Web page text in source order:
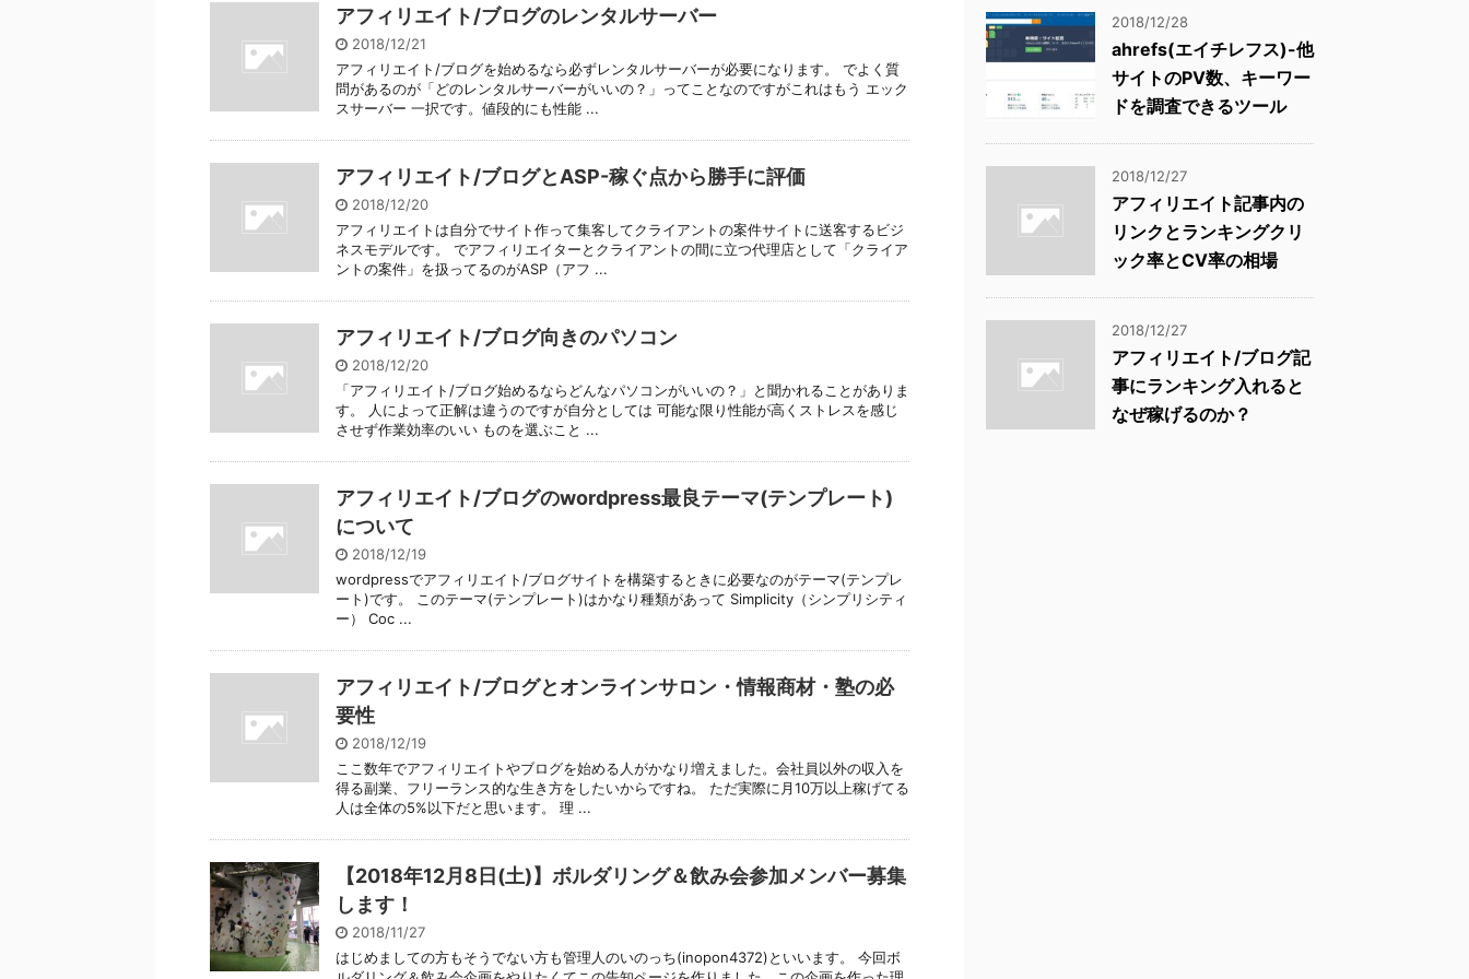
アフィリエイト/ブログのレンタルサーバー
2018/12/21
アフィリエイト/ブログを始めるなら必ずレンタルサーバーが必要になります。 でよく質
問があるのが「どのレンタルサーバーがいいの？」ってことなのですがこれはもう エック
スサーバー 一択です。値段的にも性能 ...
アフィリエイト/ブログとASP-稼ぐ点から勝手に評価
2018/12/20
アフィリエイトは自分でサイト作って集客してクライアントの案件サイトに送客するビジ
ネスモデルです。 でアフィリエイターとクライアントの間に立つ代理店として「クライア
ントの案件」を扱ってるのがASP（アフ ...
アフィリエイト/ブログ向きのパソコン
2018/12/20
「アフィリエイト/ブログ始めるならどんなパソコンがいいの？」と聞かれることがありま
す。 人によって正解は違うのですが自分としては 可能な限り性能が高くストレスを感じ
させず作業効率のいい ものを選ぶこと ...
アフィリエイト/ブログのwordpress最良テーマ(テンプレート)
について
2018/12/19
wordpressでアフィリエイト/ブログサイトを構築するときに必要なのがテーマ(テンプレ
ート)です。 このテーマ(テンプレート)はかなり種類があって Simplicity（シンプリシティ
ー） Coc ...
アフィリエイト/ブログとオンラインサロン・情報商材・塾の必
要性
2018/12/19
ここ数年でアフィリエイトやブログを始める人がかなり増えました。会社員以外の収入を
得る副業、フリーランス的な生き方をしたいからですね。 ただ実際に月10万以上稼げてる
人は全体の5%以下だと思います。 理 ...
【2018年12月8日(土)】ボルダリング＆飲み会参加メンバー募集
します！
2018/11/27
はじめましての方もそうでない方も管理人のいのっち(inopon4372)といいます。 今回ボ
2018/12/28
ahrefs(エイチレフス)-他
サイトのPV数、キーワー
ドを調査できるツール
2018/12/27
アフィリエイト記事内の
リンクとランキングクリ
ック率とCV率の相場
2018/12/27
アフィリエイト/ブログ記
事にランキング入れると
なぜ稼げるのか？